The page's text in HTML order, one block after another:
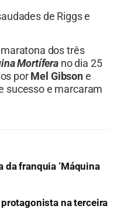
de Riggs e
dos três
Mortífera no dia 25
porMel Gibsone
sucesso e marcaram
da franquia ‘Máquina
na terceira